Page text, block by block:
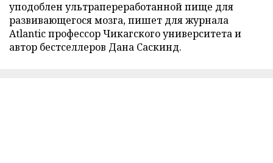
уподоблен ультрапереработанной пище для
развивающегося мозга, пишет для журнала
Atlantic профессор Чикагского университета и
автор бестселлеров Дана Саскинд.